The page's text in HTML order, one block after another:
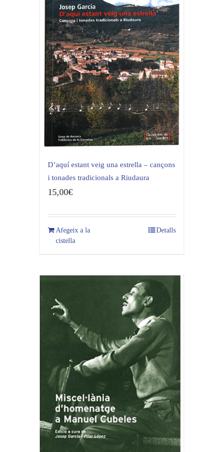
D’aquí estant veig una estrella – cançons
i tonades tradicionals a Riudaura
15,00€
Afegeix a la
cistella
Detalls